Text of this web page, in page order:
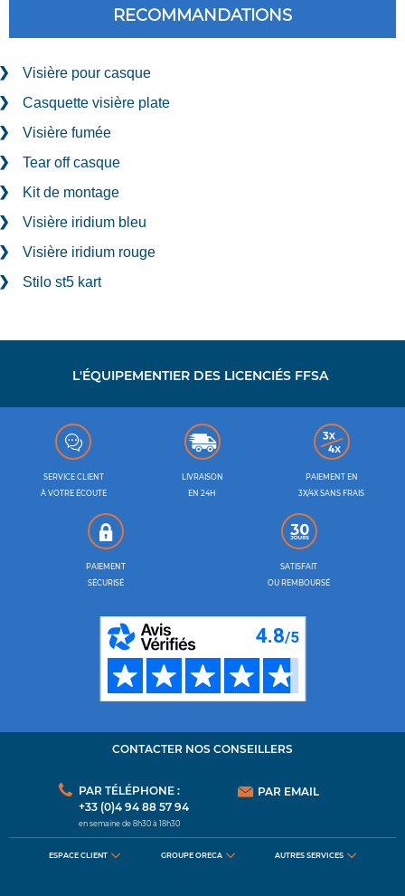
RECOMMANDATIONS
Visière pour casque
Casquette visière plate
Visière fumée
Tear off casque
Kit de montage
Visière iridium bleu
Visière iridium rouge
Stilo st5 kart
L'ÉQUIPEMENTIER DES LICENCIÉS FFSA
SERVICE CLIENT
À VOTRE ÉCOUTE
LIVRAISON
EN 24H
PAIEMENT EN
3X/4X SANS FRAIS
PAIEMENT
SÉCURISÉ
SATISFAIT
OU REMBOURSÉ
CONTACTER NOS CONSEILLERS
PAR TÉLÉPHONE :
+33 (0)4 94 88 57 94
en semaine de 8h30 à 18h30
PAR EMAIL
ESPACE CLIENT GROUPE ORECA AUTRES SERVICES